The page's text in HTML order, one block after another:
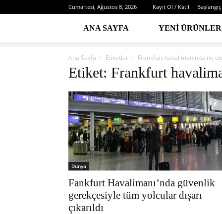
Cumartesi, Ağustos 8, 2026 Kayıt Ol / Katıl Başlangıç
ANA SAYFA YENI ÜRÜNLER
Ana Sayfa Etiketler Frankfurt havalimanında ne
Etiket: Frankfurt
Dünya
Fankfurt Havalimanı’nda güvenlik
gerekçesiyle tüm yolcular dışarı
çıkarıldı